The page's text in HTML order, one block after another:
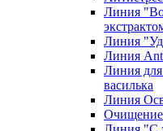
Линия
Линия
Линия
Линия для
василька
Линия
Очищение